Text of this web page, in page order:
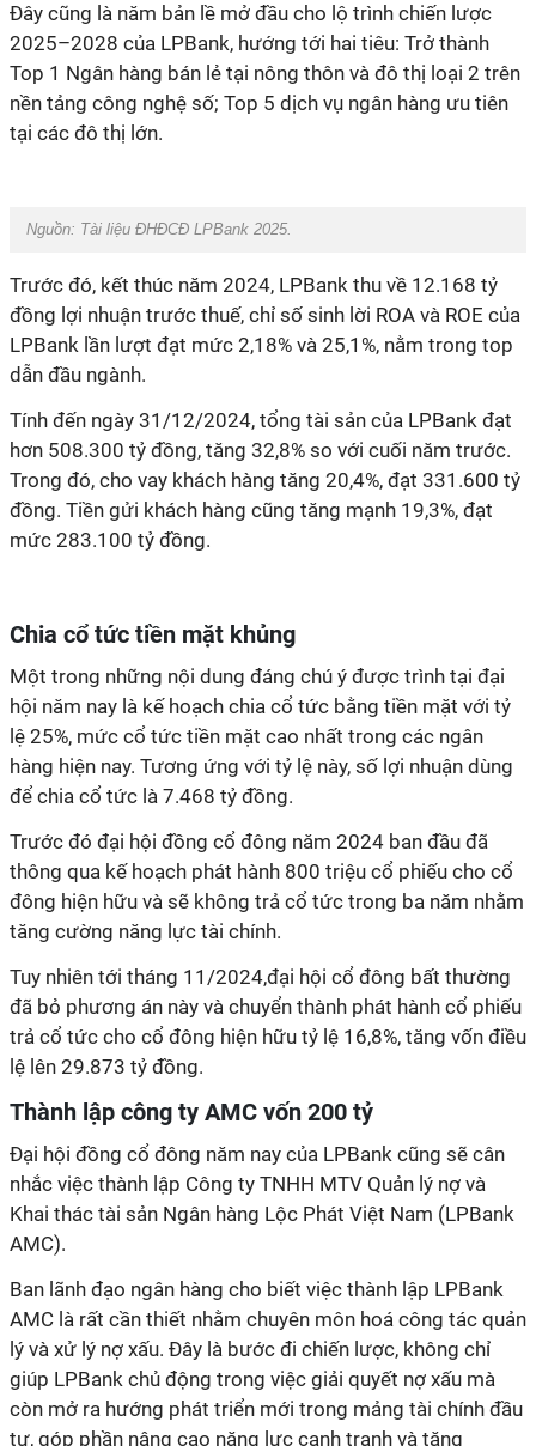
Đây cũng là năm bản lề mở đầu cho lộ trình chiến lược
2025–2028 của LPBank, hướng tới hai tiêu: Trở thành
Top 1 Ngân hàng bán lẻ tại nông thôn và đô thị loại 2 trên
nền tảng công nghệ số; Top 5 dịch vụ ngân hàng ưu tiên
tại các đô thị lớn.
Nguồn: Tài liệu ĐHĐCĐ LPBank 2025.
Trước đó, kết thúc năm 2024, LPBank thu về 12.168 tỷ
đồng lợi nhuận trước thuế, chỉ số sinh lời ROA và ROE của
LPBank lần lượt đạt mức 2,18% và 25,1%, nằm trong top
dẫn đầu ngành.
Tính đến ngày 31/12/2024, tổng tài sản của LPBank đạt
hơn 508.300 tỷ đồng, tăng 32,8% so với cuối năm trước.
Trong đó, cho vay khách hàng tăng 20,4%, đạt 331.600 tỷ
đồng. Tiền gửi khách hàng cũng tăng mạnh 19,3%, đạt
mức 283.100 tỷ đồng.
Chia cổ tức tiền mặt khủng
Một trong những nội dung đáng chú ý được trình tại đại
hội năm nay là kế hoạch chia cổ tức bằng tiền mặt với tỷ
lệ 25%, mức cổ tức tiền mặt cao nhất trong các ngân
hàng hiện nay. Tương ứng với tỷ lệ này, số lợi nhuận dùng
để chia cổ tức là 7.468 tỷ đồng.
Trước đó đại hội đồng cổ đông năm 2024 ban đầu đã
thông qua kế hoạch phát hành 800 triệu cổ phiếu cho cổ
đông hiện hữu và sẽ không trả cổ tức trong ba năm nhằm
tăng cường năng lực tài chính.
Tuy nhiên tới tháng 11/2024,đại hội cổ đông bất thường
đã bỏ phương án này và chuyển thành phát hành cổ phiếu
trả cổ tức cho cổ đông hiện hữu tỷ lệ 16,8%, tăng vốn điều
lệ lên 29.873 tỷ đồng.
Thành lập công ty AMC vốn 200 tỷ
Đại hội đồng cổ đông năm nay của LPBank cũng sẽ cân
nhắc việc thành lập Công ty TNHH MTV Quản lý nợ và
Khai thác tài sản Ngân hàng Lộc Phát Việt Nam (LPBank
AMC).
Ban lãnh đạo ngân hàng cho biết việc thành lập LPBank
AMC là rất cần thiết nhằm chuyên môn hoá công tác quản
lý và xử lý nợ xấu. Đây là bước đi chiến lược, không chỉ
giúp LPBank chủ động trong việc giải quyết nợ xấu mà
còn mở ra hướng phát triển mới trong mảng tài chính đầu
tư, góp phần nâng cao năng lực cạnh tranh và tăng